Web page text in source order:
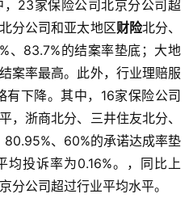
23家保险公司北京分公司超
分公司和亚太地区财险北分、
、83.7%的结案率垫底；大地
案率最高。此外，行业理赔服
有下降。其中，16家保险公司
，浙商北分、三井住友北分、
、60%的承诺达成率垫
投诉率为0.16%。，同比上
分公司超过行业平均水平。